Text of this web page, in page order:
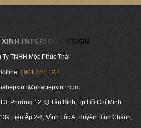
INTERIOR DESIGN
Ty TNHH Mộc Phúc Thái
0901 484 123
3, Phường 12, Q.Tân Bình, Tp.Hồ Chí Minh
Liên Ấp 2-6, Vĩnh Lộc A, Huyện Bình Chánh,